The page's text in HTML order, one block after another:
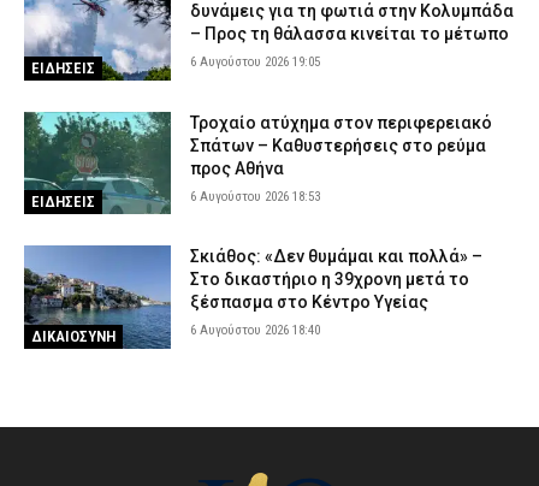
ΕΙΔΗΣΕΙΣ
δυνάμεις για τη φωτιά στην Κολυμπάδα
– Προς τη θάλασσα κινείται το μέτωπο
6 Αυγούστου 2026 19:05
ΕΙΔΗΣΕΙΣ
Τροχαίο ατύχημα στον περιφερειακό
Σπάτων – Καθυστερήσεις στο ρεύμα
προς Αθήνα
6 Αυγούστου 2026 18:53
ΔΙΚΑΙΟΣΥΝΗ
Σκιάθος: «Δεν θυμάμαι και πολλά» –
Στο δικαστήριο η 39χρονη μετά το
ξέσπασμα στο Κέντρο Υγείας
6 Αυγούστου 2026 18:40